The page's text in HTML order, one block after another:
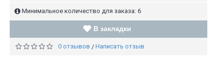
Минимальное количество для заказа: 6
В закладки
0 отзывов / Написать отзыв